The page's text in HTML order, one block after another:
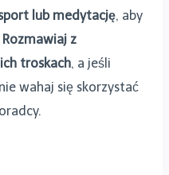
lub medytację, aby
Rozmawiaj z
troskach, a jeśli
wahaj się skorzystać